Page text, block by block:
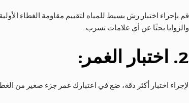
قم بإجراء اختبار رش بسيط للمياه لتقييم مقاومة الغطاء
والزوايا بحثًا عن أي علامات تسرب.
2. اختبار الغمر:
لإجراء اختبار أكثر دقة، ضع في اعتبارك غمر جزء صغير من